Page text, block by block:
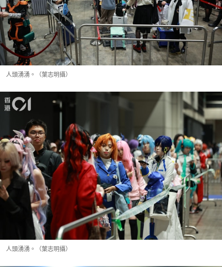
人頭湧湧。（葉志明攝）
人頭湧湧。（葉志明攝）